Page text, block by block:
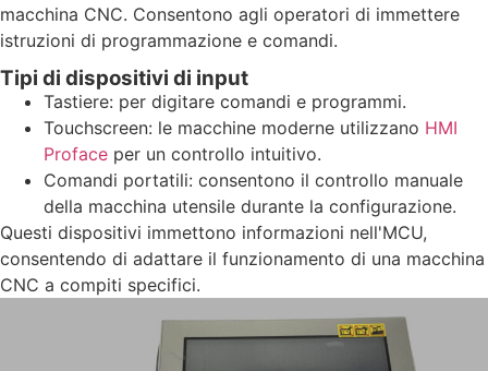
macchina CNC. Consentono agli operatori di immettere
istruzioni di programmazione e comandi.
Tipi di dispositivi di input
Tastiere: per digitare comandi e programmi.
Touchscreen: le macchine moderne utilizzano HMI
Proface per un controllo intuitivo.
Comandi portatili: consentono il controllo manuale
della macchina utensile durante la configurazione.
Questi dispositivi immettono informazioni nell'MCU,
consentendo di adattare il funzionamento di una macchina
CNC a compiti specifici.